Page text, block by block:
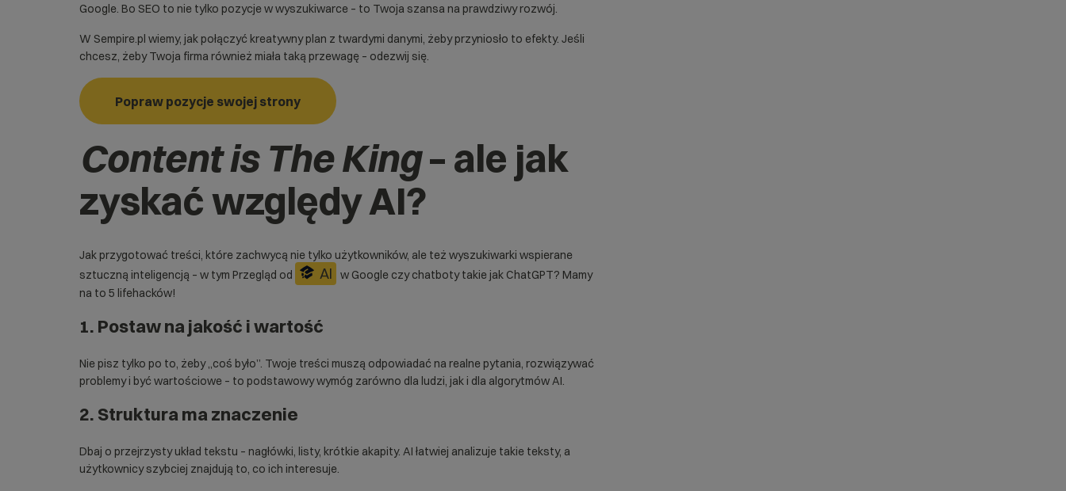
Google. Bo SEO to nie tylko pozycje w wyszukiwarce – to Twoja szansa na prawdziwy rozwój.
W Sempire.pl wiemy, jak połączyć kreatywny plan z twardymi danymi, żeby przyniosło to efekty. Jeśli
chcesz, żeby Twoja firma również miała taką przewagę – odezwij się.
Popraw pozycje swojej strony
Content is The King– ale jak
zyskać względy AI?
Jak przygotować treści, które zachwycą nie tylko użytkowników, ale też wyszukiwarki wspierane
sztuczną inteligencją – w tym Przegląd od
AI
w Google czy chatboty takie jak ChatGPT? Mamy
na to 5 lifehacków!
1. Postaw na jakość i wartość
Nie pisz tylko po to, żeby „coś było”. Twoje treści muszą odpowiadać na realne pytania, rozwiązywać
problemy i być wartościowe – to podstawowy wymóg zarówno dla ludzi, jak i dla algorytmów AI.
2. Struktura ma znaczenie
Dbaj o przejrzysty układ tekstu – nagłówki, listy, krótkie akapity. AI łatwiej analizuje takie teksty, a
użytkownicy szybciej znajdują to, co ich interesuje.